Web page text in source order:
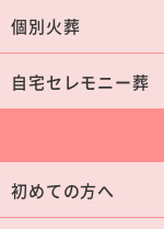
知立市
長久手市
個別火葬
自宅セレモニー葬
初めての方へ